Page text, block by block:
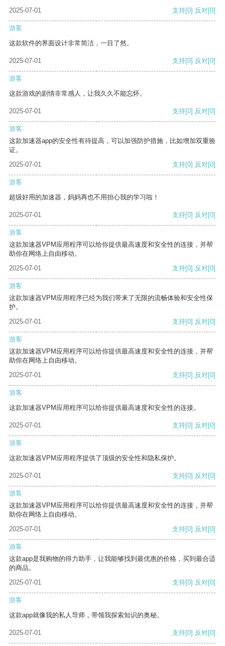
2025-07-01 支持[0] 反对[0]
游客
这款软件的界面设计非常简洁，一目了然。
2025-07-01 支持[0] 反对[0]
游客
这款游戏的剧情非常感人，让我久久不能忘怀。
2025-07-01 支持[0] 反对[0]
游客
这款加速器app的安全性有待提高，可以加强防护措施，比如增加双重验
证。
2025-07-01
支持[0] 反对[0]
游客
超级好用的加速器，妈妈再也不用担心我的学习啦！
2025-07-01 支持[0] 反对[0]
游客
这款加速器VPM应用程序可以给你提供最高速度和安全性的连接，并帮
助你在网络上自由移动。
2025-07-01
支持[0] 反对[0]
游客
这款加速器VPM应用程序已经为我们带来了无限的流畅体验和安全性保
护。
2025-07-01
支持[0] 反对[0]
游客
这款加速器VPM应用程序可以给你提供最高速度和安全性的连接，并帮
助你在网络上自由移动。
2025-07-01
支持[0] 反对[0]
游客
这款加速器VPM应用程序可以给你提供最高速度和安全性的连接。
2025-07-01 支持[0] 反对[0]
游客
这款加速器VPM应用程序提供了顶级的安全性和隐私保护。
2025-07-01 支持[0] 反对[0]
游客
这款加速器VPM应用程序可以给你提供最高速度和安全性的连接，并帮
助你在网络上自由移动。
2025-07-01
支持[0] 反对[0]
游客
这款app是我购物的得力助手，让我能够找到最优惠的价格，买到最合适
的商品。
2025-07-01
支持[0] 反对[0]
游客
这款app就像我的私人导师，带领我探索知识的奥秘。
2025-07-01 支持[0] 反对[0]